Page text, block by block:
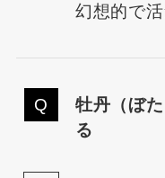
幻想的で
牡丹（ぼ
る